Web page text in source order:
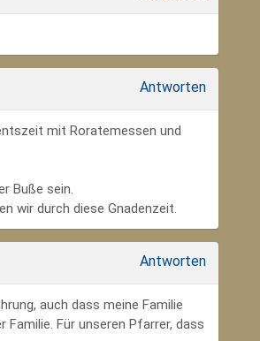
Antworten
mit Roratemessen und
Buße sein.
wir durch diese Gnadenzeit.
Antworten
auch dass meine Familie
Familie. Für unseren Pfarrer, dass